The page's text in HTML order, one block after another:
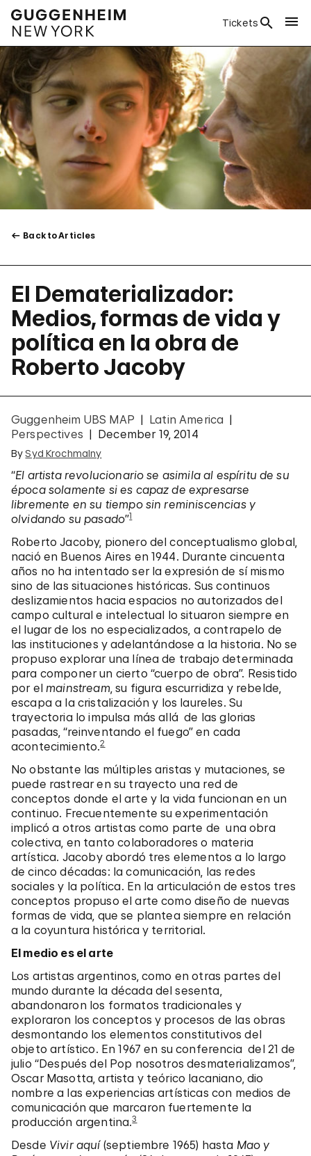
Tickets
Back to Articles
El Dematerializador:
Medios, formas de vida y
política en la obra de
Roberto Jacoby
Guggenheim UBS MAP
Latin America
Perspectives
December 19, 2014
BySyd Krochmalny
“El artista revolucionario se asimila al espíritu de su
época solamente si es capaz de expresarse
libremente en su tiempo sin reminiscencias y
olvidando su pasado”1
Roberto Jacoby, pionero del conceptualismo global,
nació en Buenos Aires en 1944. Durante cincuenta
años no ha intentado ser la expresión de sí mismo
sino de las situaciones históricas. Sus continuos
deslizamientos hacia espacios no autorizados del
campo cultural e intelectual lo situaron siempre en
el lugar de los no especializados, a contrapelo de
las instituciones y adelantándose a la historia. No se
propuso explorar una línea de trabajo determinada
para componer un cierto “cuerpo de obra”. Resistido
por elmainstream, su figura escurridiza y rebelde,
escapa a la cristalización y los laureles. Su
trayectoria lo impulsa más allá de las glorias
pasadas, “reinventando el fuego” en cada
acontecimiento.2
No obstante las múltiples aristas y mutaciones, se
puede rastrear en su trayecto una red de
conceptos donde el arte y la vida funcionan en un
continuo. Frecuentemente su experimentación
implicó a otros artistas como parte de una obra
colectiva, en tanto colaboradores o materia
artística. Jacoby abordó tres elementos a lo largo
de cinco décadas: la comunicación, las redes
sociales y la política. En la articulación de estos tres
conceptos propuso el arte como diseño de nuevas
formas de vida, que se plantea siempre en relación
a la coyuntura histórica y territorial.
El medio es el arte
Los artistas argentinos, como en otras partes del
mundo durante la década del sesenta,
abandonaron los formatos tradicionales y
exploraron los conceptos y procesos de las obras
desmontando los elementos constitutivos del
objeto artístico. En 1967 en su conferencia del 21 de
julio “Después del Pop nosotros desmaterializamos”,
Oscar Masotta, artista y teórico lacaniano, dio
nombre a las experiencias artísticas con medios de
comunicación que marcaron fuertemente la
producción argentina.3
Desde Vivir aquí(septiembre 1965) hasta Mao y